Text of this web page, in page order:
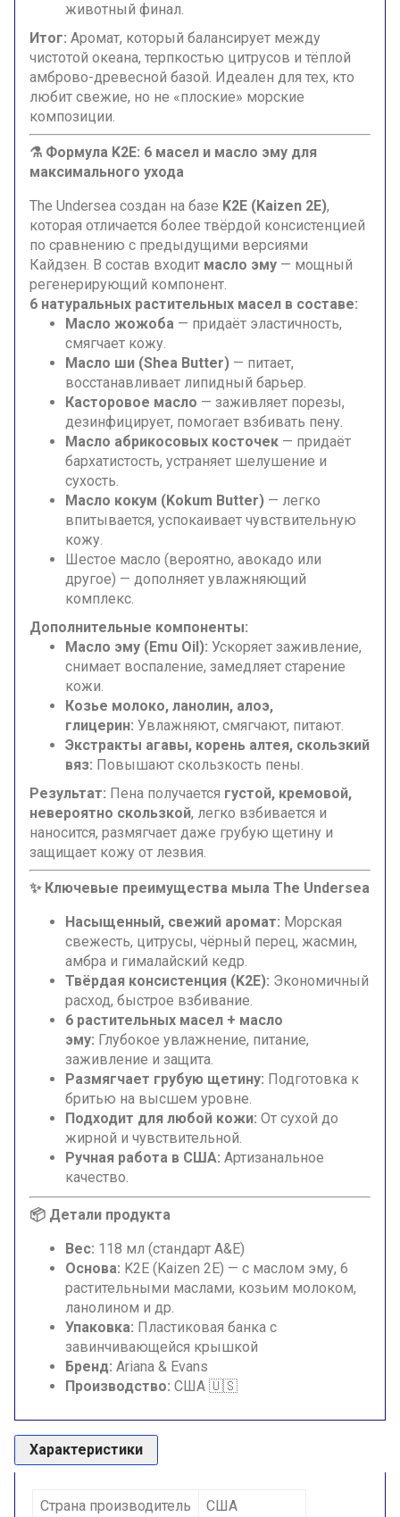
животный финал.
Итог: Аромат, который балансирует между
чистотой океана, терпкостью цитрусов и тёплой
амброво-древесной базой. Идеален для тех, кто
любит свежие, но не «плоские» морские
композиции.
⚗️ Формула K2E: 6 масел и масло эму для
максимального ухода
The Undersea создан на базе K2E (Kaizen 2E),
которая отличается более твёрдой консистенцией
по сравнению с предыдущими версиями
Кайдзен. В состав входит масло эму — мощный
регенерирующий компонент.
6 натуральных растительных масел в составе:
Масло жожоба — придаёт эластичность,
смягчает кожу.
Масло ши (Shea Butter) — питает,
восстанавливает липидный барьер.
Касторовое масло — заживляет порезы,
дезинфицирует, помогает взбивать пену.
Масло абрикосовых косточек — придаёт
бархатистость, устраняет шелушение и
сухость.
Масло кокум (Kokum Butter) — легко
впитывается, успокаивает чувствительную
кожу.
Шестое масло (вероятно, авокадо или
другое) — дополняет увлажняющий
комплекс.
Дополнительные компоненты:
Масло эму (Emu Oil): Ускоряет заживление,
снимает воспаление, замедляет старение
кожи.
Козье молоко, ланолин, алоэ,
глицерин: Увлажняют, смягчают, питают.
Экстракты агавы, корень алтея, скользкий
вяз: Повышают скользкость пены.
Результат: Пена получается густой, кремовой,
невероятно скользкой, легко взбивается и
наносится, размягчает даже грубую щетину и
защищает кожу от лезвия.
✨ Ключевые преимущества мыла The Undersea
Насыщенный, свежий аромат: Морская
свежесть, цитрусы, чёрный перец, жасмин,
амбра и гималайский кедр.
Твёрдая консистенция (K2E): Экономичный
расход, быстрое взбивание.
6 растительных масел + масло
эму: Глубокое увлажнение, питание,
заживление и защита.
Размягчает грубую щетину: Подготовка к
бритью на высшем уровне.
Подходит для любой кожи: От сухой до
жирной и чувствительной.
Ручная работа в США: Артизанальное
качество.
📦 Детали продукта
Вес: 118 мл (стандарт A&E)
Основа: K2E (Kaizen 2E) — с маслом эму, 6
растительными маслами, козьим молоком,
ланолином и др.
Упаковка: Пластиковая банка с
завинчивающейся крышкой
Бренд: Ariana & Evans
Производство: США 🇺🇸
Характеристики
Страна производитель США